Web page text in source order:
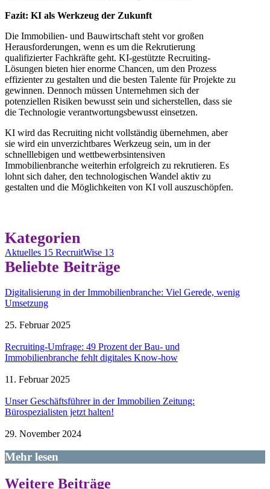
Fazit: KI als Werkzeug der Zukunft
Die Immobilien- und Bauwirtschaft steht vor großen
Herausforderungen, wenn es um die Rekrutierung
qualifizierter Fachkräfte geht. KI-gestützte Recruiting-
Lösungen bieten hier enorme Chancen, um den Prozess
effizienter zu gestalten und die besten Talente für Projekte zu
gewinnen. Dennoch müssen Unternehmen sich der
potenziellen Risiken bewusst sein und sicherstellen, dass sie
die Technologie verantwortungsbewusst einsetzen.
KI wird das Recruiting nicht vollständig übernehmen, aber
sie wird ein unverzichtbares Werkzeug sein, um in der
schnelllebigen und wettbewerbsintensiven
Immobilienbranche weiterhin erfolgreich zu rekrutieren. Es
lohnt sich daher, den technologischen Wandel aktiv zu
gestalten und die Möglichkeiten von KI voll auszuschöpfen.
Kategorien
Aktuelles 15 RecruitWise 13
Beliebte Beiträge
Digitalisierung in der Immobilienbranche: Viel Gerede, wenig
Umsetzung
25. Februar 2025
Recruiting-Umfrage: 49 Prozent der Bau- und
Immobilienbranche fehlt digitales Know-how
11. Februar 2025
Unser Geschäftsführer in der Immobilien Zeitung:
Bürospezialisten jetzt halten!
29. November 2024
Mehr lesen
Weitere Beiträge